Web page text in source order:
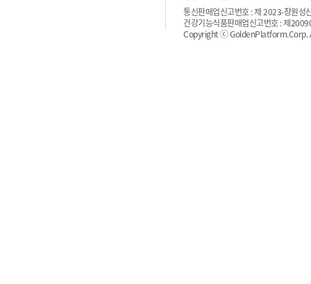
통신판매업신고번호 : 제 2023-창원
건강기능식품판매업신고번호 : 제
Copyright ⓒ GoldenPlatform.Corp.